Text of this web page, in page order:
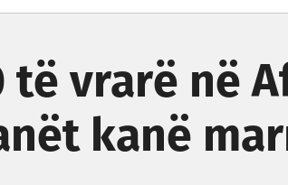
të vrarë në
kanë